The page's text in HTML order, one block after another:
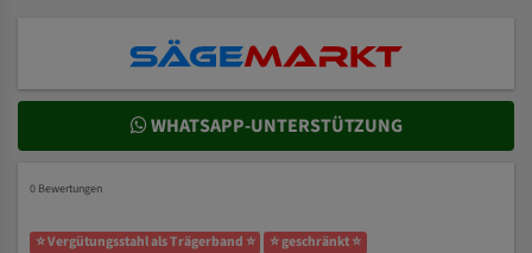
WHATSAPP-UNTERSTÜTZUNG
0 Bewertungen
⭐ Vergütungsstahl als Trägerband ⭐
⭐ geschränkt ⭐